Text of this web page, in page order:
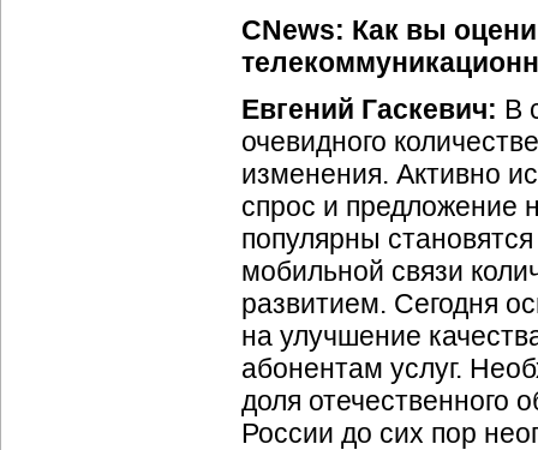
CNews: Как вы
Евгений Гаскевич: В
очевидного
изменения. Активно
спрос и предложение
популярны
мобильной связи
развитием. Сегодня
на улучшение
абонентам услуг.
доля отечественного
России до сих пор